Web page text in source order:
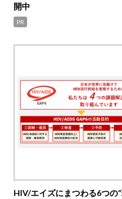
開中
PR
HIV/エイズにまつわる6つの